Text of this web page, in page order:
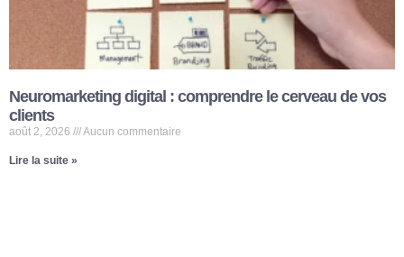
Neuromarketing digital : comprendre le cerveau de vos
clients
août 2, 2026 Aucun commentaire
Lire la suite »